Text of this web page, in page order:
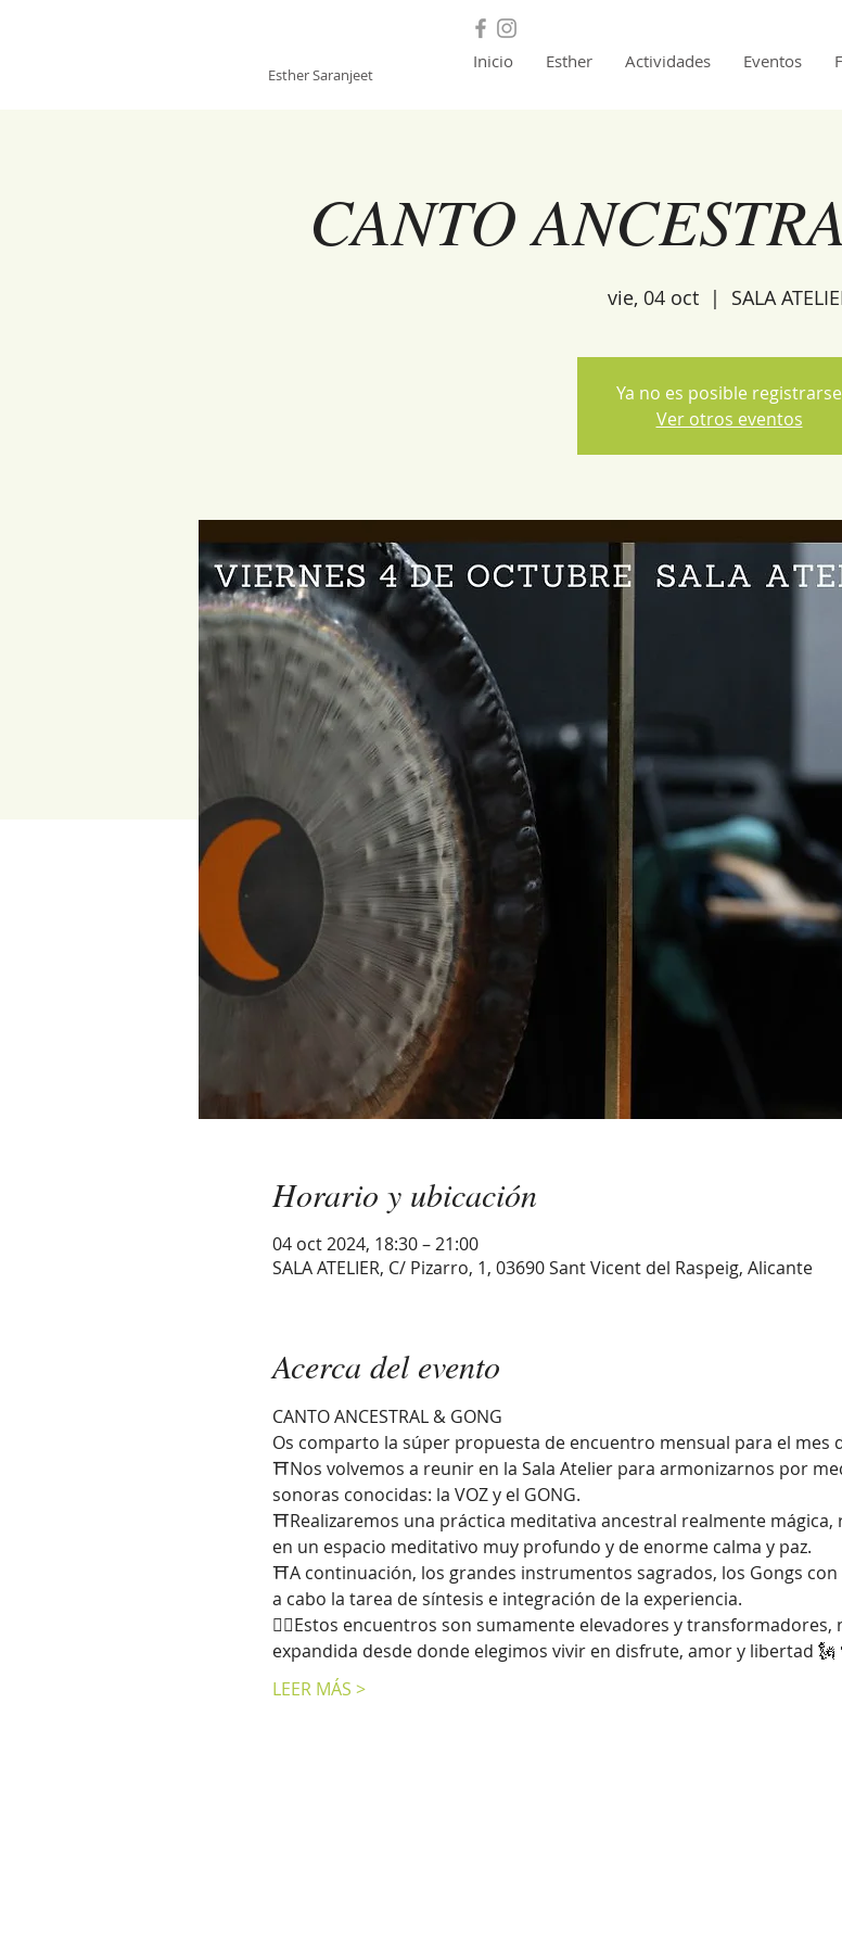
Esther Saranjeet
Inicio Esther Actividades Eventos
CANTO
vie, 04 oct
  |
SALA
Ya no es posible registrarse
Ver otros eventos
Horario y ubicación
04 oct 2024, 18:30 – 21:00
SALA ATELIER, C/ Pizarro, 1, 03690 Sant Vicent del Raspeig, Alicante
Acerca del evento
CANTO ANCESTRAL & GONG
Os comparto la súper propuesta de encuentro mensual para el mes
⛩️Nos volvemos a reunir en la Sala Atelier para armonizarnos por
sonoras conocidas: la VOZ y el GONG.
⛩️Realizaremos una práctica meditativa ancestral realmente
en un espacio meditativo muy profundo y de enorme calma y paz.
⛩️A continuación, los grandes instrumentos sagrados, los Gongs
a cabo la tarea de síntesis e integración de la experiencia.
🧚‍♂️Estos encuentros son sumamente elevadores y
expandida desde donde elegimos vivir en disfrute, amor y libertad 🗽
LEER MÁS >